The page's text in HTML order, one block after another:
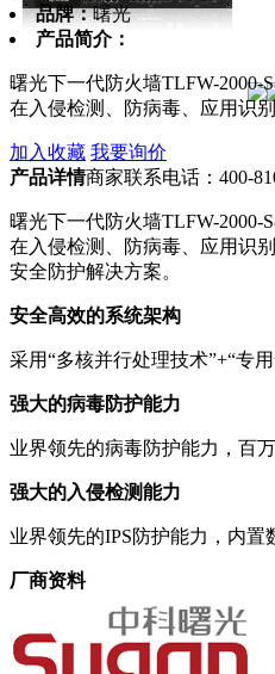
品牌：曙光
产品简介：
曙光下一代防火墙TLFW-
在入侵检测、防病毒、应用识
加入收藏 我要询价
产品详情商家联系电话：400-
曙光下一代防火墙TLFW-
在入侵检测、防病毒、应用识
安全防护解决方案。
安全高效的系统架构
采用“多核并行处理技术”+“专
强大的病毒防护能力
业界领先的病毒防护能力，百
强大的入侵检测能力
业界领先的IPS防护能力，内
厂商资料